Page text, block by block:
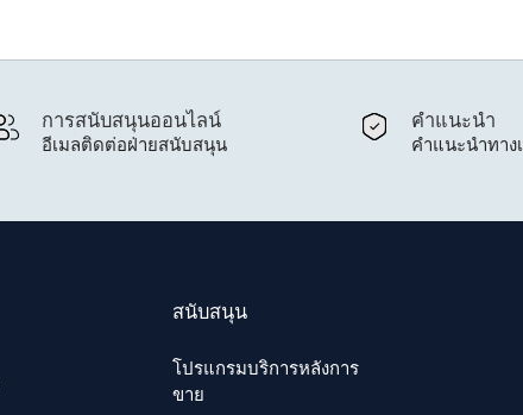
การสนับสนุนออนไลน์
อีเมลติดต่อฝ่ายสนับสนุน
คำแนะนำ
คำแนะนำทา
สนับสนุน
โปรแกรมบริการหลังการ
ขาย